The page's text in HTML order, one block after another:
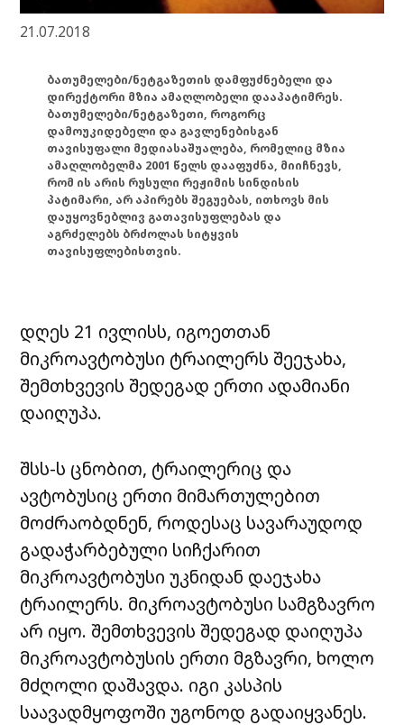
21.07.2018
ბათუმელები/ნეტგაზეთის დამფუძნებელი და
დირექტორი მზია ამაღლობელი დააპატიმრეს.
ბათუმელები/ნეტგაზეთი, როგორც
დამოუკიდებელი და გავლენებისგან
თავისუფალი მედიასაშუალება, რომელიც მზია
ამაღლობელმა 2001 წელს დააფუძნა, მიიჩნევს,
რომ ის არის რუსული რეჟიმის სინდისის
პატიმარი, არ აპირებს შეგუებას, ითხოვს მის
დაუყოვნებლივ გათავისუფლებას და
აგრძელებს ბრძოლას სიტყვის
თავისუფლებისთვის.
დღეს 21 ივლისს, იგოეთთან
მიკროავტობუსი ტრაილერს შეეჯახა,
შემთხვევის შედეგად ერთი ადამიანი
დაიღუპა.
შსს-ს ცნობით, ტრაილერიც და
ავტობუსიც ერთი მიმართულებით
მოძრაობდნენ, როდესაც სავარაუდოდ
გადაჭარბებული სიჩქარით
მიკროავტობუსი უკნიდან დაეჯახა
ტრაილერს. მიკროავტობუსი სამგზავრო
არ იყო. შემთხვევის შედეგად დაიღუპა
მიკროავტობუსის ერთი მგზავრი, ხოლო
მძღოლი დაშავდა. იგი კასპის
საავადმყოფოში უგონოდ გადაიყვანეს.